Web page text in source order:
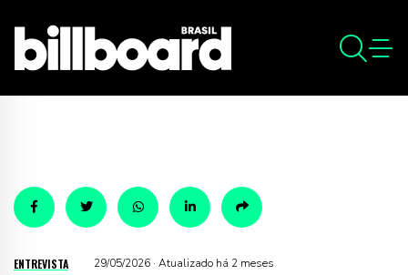
ENTREVISTA 29/05/2026 · Atualizado há 2 meses